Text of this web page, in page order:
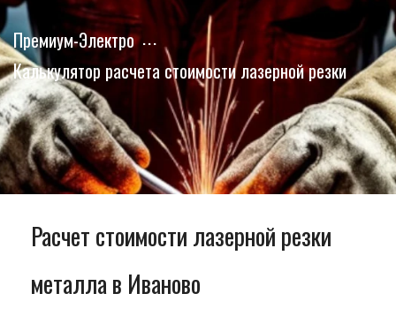
Премиум-Электро
Калькулятор расчета стоимости лазерной резки
Расчет стоимости лазерной резки
металла в Иваново